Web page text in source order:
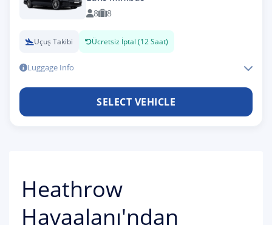
8 8
Uçuş Takibi Ücretsiz İptal (12 Saat)
Luggage Info
SELECT VEHICLE
Heathrow
Havaalanı'ndan